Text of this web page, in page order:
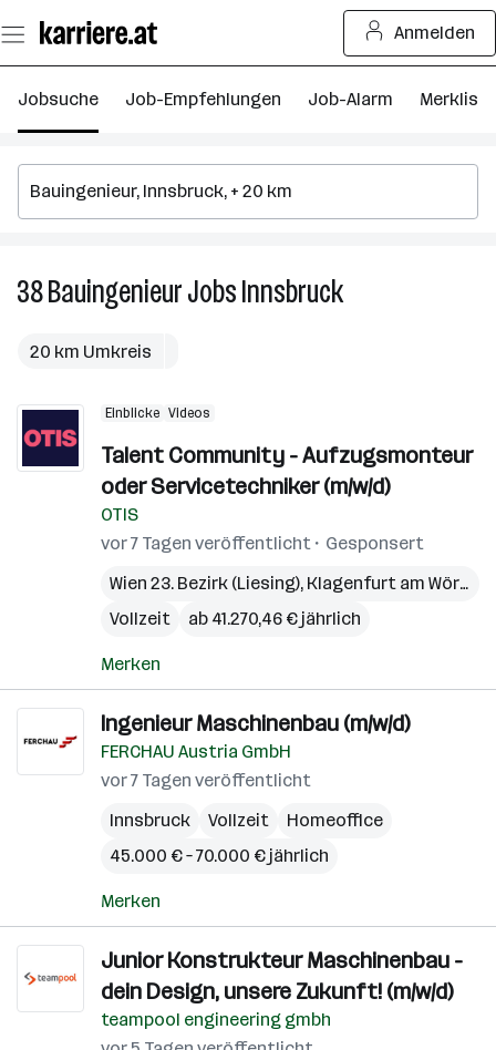
Seiteninhalt
springen
Anmelden
Jobsuche Job-Empfehlungen Job-Alarm Merkliste
38BauingenieurJobsInnsbruck38
20 km Umkreis
Einblicke Videos
Talent Community - Aufzugsmonteur
oder Servicetechniker (m/w/d)
OTIS
vor 7 Tagen veröffentlicht
Gesponsert
Wien 23. Bezirk (Liesing), Klagenfurt am Wörthersee
Vollzeit
ab 41.270,46 € jährlich
Merken
Ingenieur Maschinenbau (m/w/d)
FERCHAU Austria GmbH
vor 7 Tagen veröffentlicht
Innsbruck
Vollzeit
Homeoffice
45.000 € – 70.000 € jährlich
Merken
Junior Konstrukteur Maschinenbau -
dein Design, unsere Zukunft! (m/w/d)
teampool engineering gmbh